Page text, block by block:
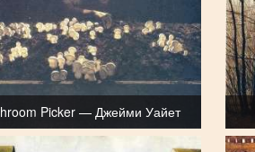
Picker — Джейми Уайет